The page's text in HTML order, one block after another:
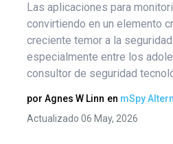
Las aplicaciones para
convirtiendo en un elemento
creciente temor a la
especialmente entre los
consultor de seguridad
por Agnes W Linn en mSpy
Actualizado 06 May, 2026